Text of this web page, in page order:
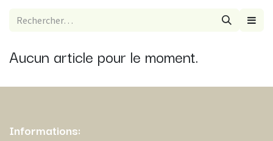
Aucun article pour le moment.
Informations: